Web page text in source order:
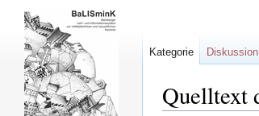
Quelltext
Kategorie Diskussion